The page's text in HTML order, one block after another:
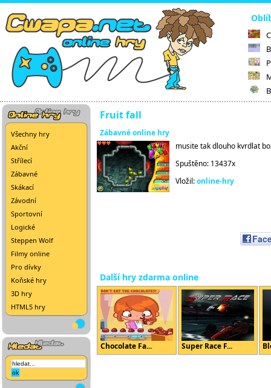
Všechny hry
Akční
Střílecí
Zábavné
Skákací
Závodní
Sportovní
Logické
Steppen Wolf
Filmy online
Pro dívky
Koňské hry
3D hry
HTML5 hry
Fruit fall
Zábavné online hry
musite tak dlouho kvrdlat
Spuštěno: 13437x
Vložil:online-hry
Další hry zdarma online
Chocolate Fa... Super Race F...